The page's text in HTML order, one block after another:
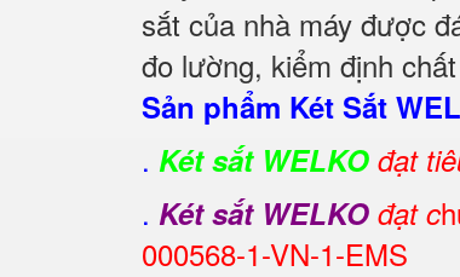
sắt của nhà máy được
đo lường, kiểm định
Sản phẩm Két Sắt
. Két sắt WELKO đạt
. Két sắt WELKO đạt c
000568-1-VN-1-EMS